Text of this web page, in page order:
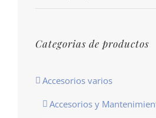
Categorias de productos
Accesorios varios
Accesorios y